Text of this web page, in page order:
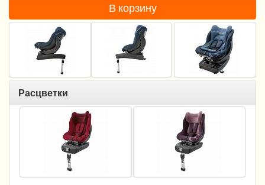
Манежи
Безопасность ребенка
Ходунки и прыгунки
Принадлежности для выписки
Сумки для мам и детей
Кенгуру и слинги
В корзину
Расцветки